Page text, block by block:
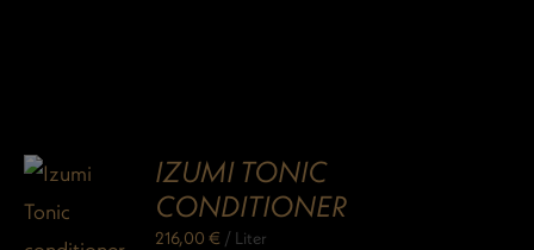
IZUMI TONIC
CONDITIONER
216,00€ / Liter